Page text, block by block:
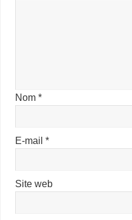
Nom*
E-mail*
Site web